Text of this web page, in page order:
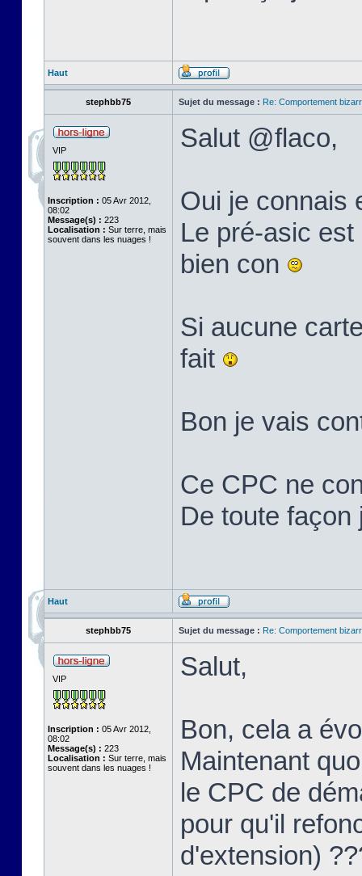
Haut
stephbb75 Sujet du message : Re: Comportement
VIP
Inscription : 05 Avr 2012,
08:02
Message(s) : 223
Localisation : Sur terre, mais
souvent dans les nuages !
Salut @flaco,
Oui je connais
Le pré-asic
bien con
Si aucune
fait
Bon je vais
Ce CPC ne
De toute façon
Haut
stephbb75 Sujet du message : Re: Comportement
VIP
Inscription : 05 Avr 2012,
08:02
Message(s) : 223
Localisation : Sur terre, mais
souvent dans les nuages !
Salut,
Bon, cela a
Maintenant
le CPC de
pour qu'il
d'extension)